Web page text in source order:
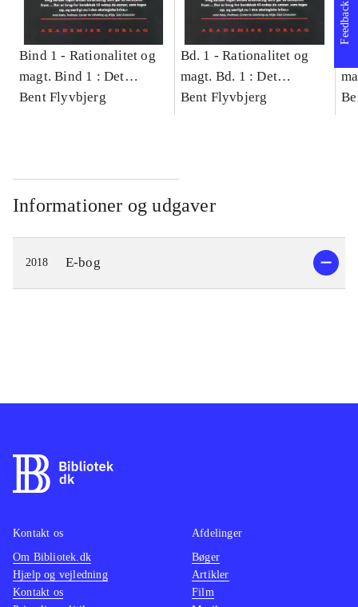
Bind 1 - Rationalitet og
magt. Bind 1 : Det
konkretes videnskab
Bent Flyvbjerg
Bd. 1 -Rationalitet og
magt. Bd. 1 : Det
konkretes videnskab
Bent Flyvbjerg
Informationer og udgaver
2018 E-bog
Feedback
Kontakt os
Om Bibliotek.dk
Hjælp og vejledning
Kontakt os
Afdelinger
Bøger
Artikler
Film